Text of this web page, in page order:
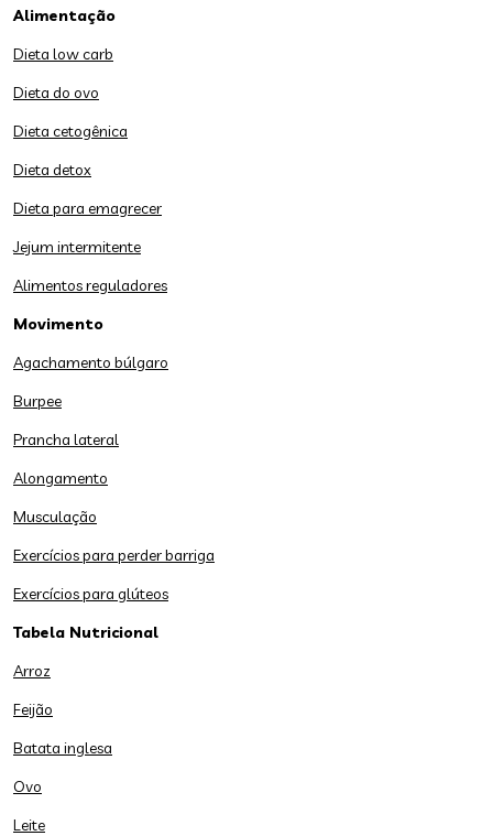
Alimentação
Dieta low carb
Dieta do ovo
Dieta cetogênica
Dieta detox
Dieta para emagrecer
Jejum intermitente
Alimentos reguladores
Movimento
Agachamento búlgaro
Burpee
Prancha lateral
Alongamento
Musculação
Exercícios para perder barriga
Exercícios para glúteos
Tabela Nutricional
Arroz
Feijão
Batata inglesa
Ovo
Leite